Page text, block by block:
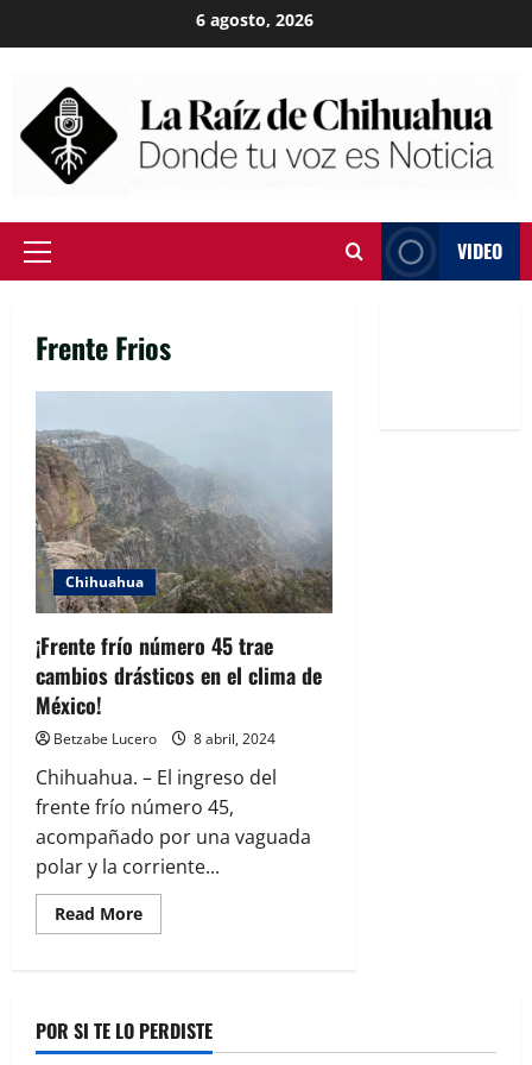
to
6 agosto, 2026
Primary
VIDEO
Frente Frios
Chihuahua
¡Frente frío número 45 trae
cambios drásticos en el clima de
México!
Betzabe Lucero 8 abril, 2024
Chihuahua. – El ingreso del
frente frío número 45,
acompañado por una vaguada
polar y la corriente...
Read MoreRead
more
trae
cambios
POR SI TE LO PERDISTE